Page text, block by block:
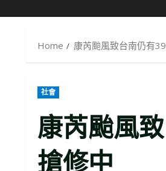
Home 康芮颱風致台南仍有
社會
康芮颱風
搶修中